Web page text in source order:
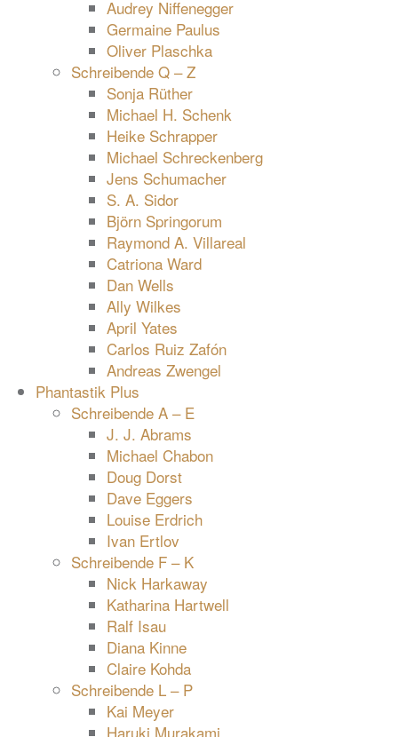
Audrey Niffenegger
Germaine Paulus
Oliver Plaschka
Schreibende Q – Z
Sonja Rüther
Michael H. Schenk
Heike Schrapper
Michael Schreckenberg
Jens Schumacher
S. A. Sidor
Björn Springorum
Raymond A. Villareal
Catriona Ward
Dan Wells
Ally Wilkes
April Yates
Carlos Ruiz Zafón
Andreas Zwengel
Phantastik Plus
Schreibende A – E
J. J. Abrams
Michael Chabon
Doug Dorst
Dave Eggers
Louise Erdrich
Ivan Ertlov
Schreibende F – K
Nick Harkaway
Katharina Hartwell
Ralf Isau
Diana Kinne
Claire Kohda
Schreibende L – P
Kai Meyer
Haruki Murakami